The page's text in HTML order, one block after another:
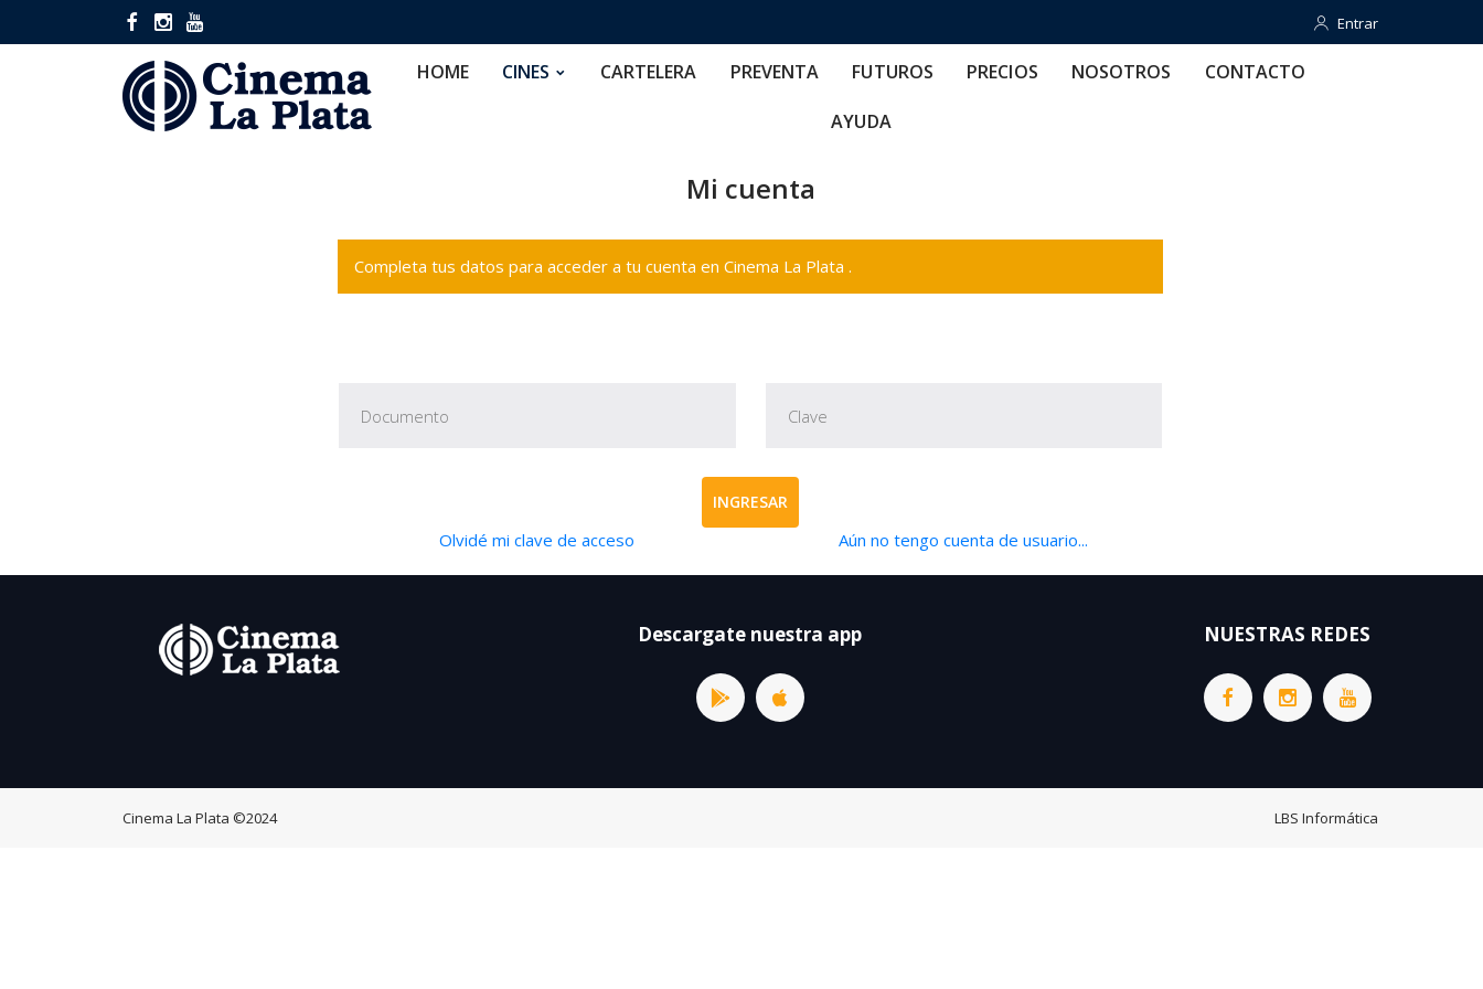
Entrar
Entrar
HOME CINES CARTELERA PREVENTA FUTUROS PRECIOS NOSOTROS CONTACTO
AYUDA
Mi cuenta
Completa tus datos para acceder a tu cuenta en Cinema La Plata .
INGRESAR
Olvidé mi clave de acceso Aún no tengo cuenta de usuario...
Descargate nuestra app NUESTRAS REDES
Cinema La Plata ©2024 LBS Informática